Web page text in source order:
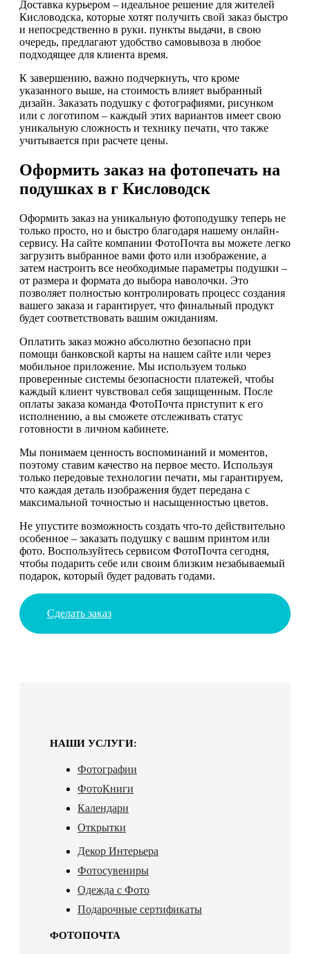
Доставка курьером – идеальное решение для жителей
Кисловодска, которые хотят получить свой заказ быстро
и непосредственно в руки. пункты выдачи, в свою
очередь, предлагают удобство самовывоза в любое
подходящее для клиента время.
К завершению, важно подчеркнуть, что кроме
указанного выше, на стоимость влияет выбранный
дизайн. Заказать подушку с фотографиями, рисунком
или с логотипом – каждый этих вариантов имеет свою
уникальную сложность и технику печати, что также
учитывается при расчете цены.
Оформить заказ на фотопечать на
подушках в г Кисловодск
Оформить заказ на уникальную фотоподушку теперь не
только просто, но и быстро благодаря нашему онлайн-
сервису. На сайте компании ФотоПочта вы можете легко
загрузить выбранное вами фото или изображение, а
затем настроить все необходимые параметры подушки –
от размера и формата до выбора наволочки. Это
позволяет полностью контролировать процесс создания
вашего заказа и гарантирует, что финальный продукт
будет соответствовать вашим ожиданиям.
Оплатить заказ можно абсолютно безопасно при
помощи банковской карты на нашем сайте или через
мобильное приложение. Мы используем только
проверенные системы безопасности платежей, чтобы
каждый клиент чувствовал себя защищенным. После
оплаты заказа команда ФотоПочта приступит к его
исполнению, а вы сможете отслеживать статус
готовности в личном кабинете.
Мы понимаем ценность воспоминаний и моментов,
поэтому ставим качество на первое место. Используя
только передовые технологии печати, мы гарантируем,
что каждая деталь изображения будет передана с
максимальной точностью и насыщенностью цветов.
Не упустите возможность создать что-то действительно
особенное – заказать подушку с вашим принтом или
фото. Воспользуйтесь сервисом ФотоПочта сегодня,
чтобы подарить себе или своим близким незабываемый
подарок, который будет радовать годами.
Сделать заказ
НАШИ УСЛУГИ:
Фотографии
ФотоКниги
Календари
Открытки
Декор Интерьера
Фотосувениры
Одежда с Фото
Подарочные сертификаты
ФОТОПОЧТА